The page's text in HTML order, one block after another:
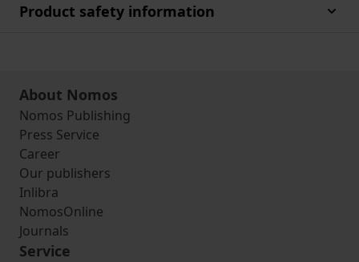
Product safety information
About Nomos
Nomos Publishing
Press Service
Career
Our publishers
Inlibra
NomosOnline
Journals
Service